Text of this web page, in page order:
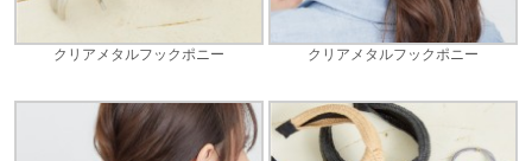
クリアメタルフックポニー クリアメタルフックポニー